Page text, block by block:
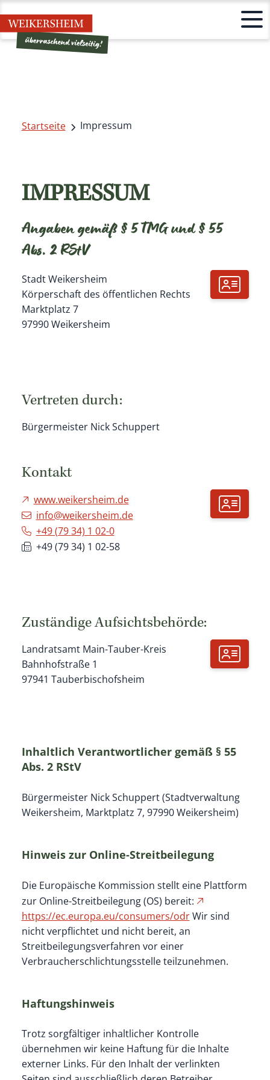
Startseite Impressum
IMPRESSUM
Angaben gemäß § 5 TMG und § 55
Abs. 2 RStV
Stadt Weikersheim
Körperschaft des öffentlichen Rechts
Marktplatz 7
97990 Weikersheim
Vertreten durch:
Bürgermeister Nick Schuppert
Kontakt
www.weikersheim.de
info@weikersheim.de
+49 (79 34) 1 02-0
+49 (79 34) 1 02-58
Zuständige Aufsichtsbehörde:
Landratsamt Main-Tauber-Kreis
Bahnhofstraße 1
97941 Tauberbischofsheim
Inhaltlich Verantwortlicher gemäß § 55
Abs. 2 RStV
Bürgermeister Nick Schuppert (Stadtverwaltung
Weikersheim, Marktplatz 7, 97990 Weikersheim)
Hinweis zur Online-Streitbeilegung
Die Europäische Kommission stellt eine Plattform
zur Online-Streitbeilegung (OS) bereit:
https://ec.europa.eu/consumers/odrWir sind
nicht verpflichtet und nicht bereit, an
Streitbeilegungsverfahren vor einer
Verbraucherschlichtungsstelle teilzunehmen.
Haftungshinweis
Trotz sorgfältiger inhaltlicher Kontrolle
übernehmen wir keine Haftung für die Inhalte
externer Links. Für den Inhalt der verlinkten